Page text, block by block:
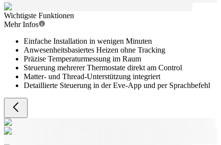
Wichtigste Funktionen
Mehr Infos
Einfache Installation in wenigen Minuten
Anwesenheitsbasiertes Heizen ohne Tracking
Präzise Temperaturmessung im Raum
Steuerung mehrerer Thermostate direkt am Control
Matter- und Thread-Unterstützung integriert
Detaillierte Steuerung in der Eve-App und per Sprachbefehl